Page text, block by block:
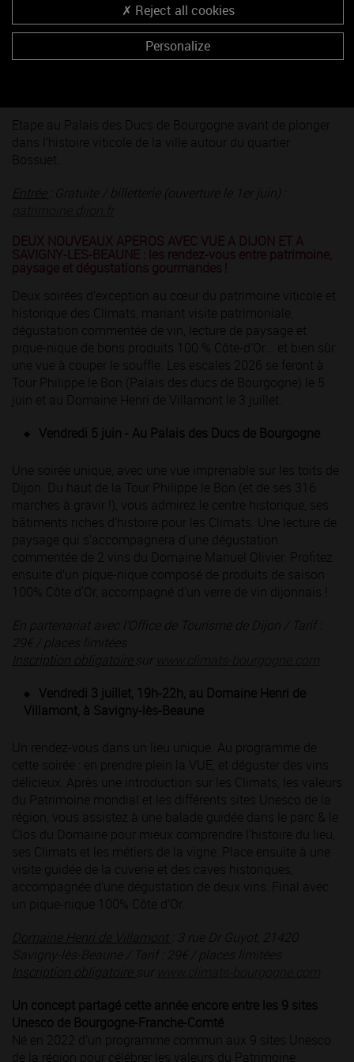
Entrée :Gratuite / billetterie (ouverture le 1er juin) :
patrimoine.dijon.fr
Etape au Palais des Ducs de Bourgogne avant de plonger
dans l’histoire viticole de la ville autour du quartier
Bossuet.
Entrée : Gratuite / billetterie (ouverture le 1er juin) :
DEUX NOUVEAUX APEROS AVEC VUE A DIJON ET A
SAVIGNY-LES-BEAUNE : les rendez-vous entre patrimoine,
paysage et dégustations gourmandes !
Deux soirées d’exception au cœur du patrimoine viticole et
historique des Climats, mariant visite patrimoniale,
dégustation commentée de vin, lecture de paysage et
pique-nique de bons produits 100 % Côte-d’Or... et bien sûr
une vue à couper le souffle. Les escales 2026 se feront à
Tour Philippe le Bon (Palais des ducs de Bourgogne) le 5
juin et au Domaine Henri de Villamont le 3 juillet.
Vendredi 5 juin - Au Palais des Ducs de Bourgogne
Une soirée unique, avec une vue imprenable sur les toits de
Dijon. Du haut de la Tour Philippe le Bon (et de ses 316
marches à gravir !), vous admirez le centre historique, ses
bâtiments riches d’histoire pour les Climats. Une lecture de
paysage qui s’accompagnera d'une dégustation
commentée de 2 vins du Domaine Manuel Olivier. Profitez
ensuite d’un pique-nique composé de produits de saison
100% Côte d'Or, accompagné d'un verre de vin dijonnais !
En partenariat avec l’Office de Tourisme de Dijon / Tarif :
29€ / places limitées
Inscription obligatoire sur
Vendredi 3 juillet, 19h-22h, au Domaine Henri de
Villamont, à Savigny-lès-Beaune
Un rendez-vous dans un lieu unique. Au programme de
cette soirée : en prendre plein la VUE, et déguster des vins
délicieux. Après une introduction sur les Climats, les valeurs
du Patrimoine mondial et les différents sites Unesco de la
région, vous assistez à une balade guidée dans le parc & le
Clos du Domaine pour mieux comprendre l'histoire du lieu,
ses Climats et les métiers de la vigne. Place ensuite à une
visite guidée de la cuverie et des caves historiques,
accompagnée d’une dégustation de deux vins. Final avec
un pique-nique 100% Côte d’Or.
Domaine Henri de Villamont
: 3 rue Dr Guyot, 21420
Savigny-lès-Beaune / Tarif : 29€ / places limitées
Inscription obligatoire sur
Un concept partagé cette année encore entre les 9 sites
Unesco de Bourgogne-Franche-Comté
Né en 2022 d’un programme commun aux 9 sites Unesco
de la région pour célébrer les valeurs du Patrimoine
Reject all cookies
Personalize